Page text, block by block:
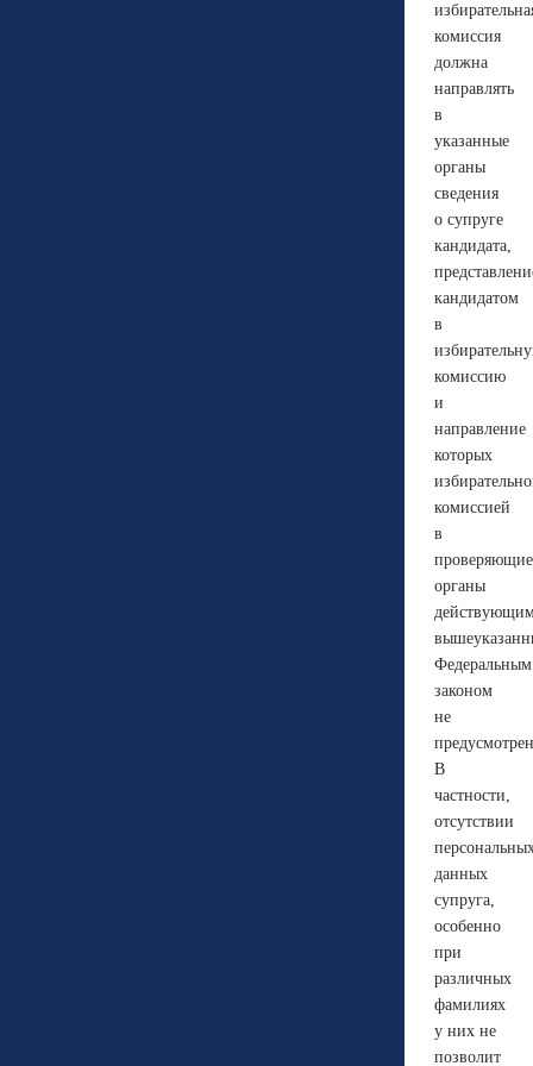
комиссия
должна
направлять
в
указанные
органы
сведения
о супруге
кандидата,
кандидатом
в
комиссию
и
направление
которых
комиссией
в
проверяющие
органы
Федеральным
законом
не
В
частности,
отсутствии
данных
супруга,
особенно
при
различных
фамилиях
у них не
позволит